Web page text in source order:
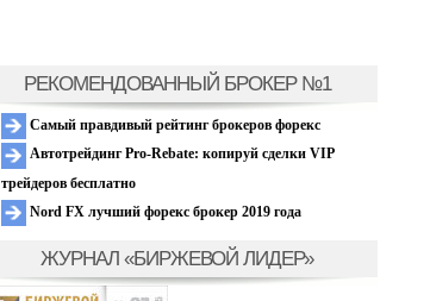
РЕКОМЕНДОВАННЫЙ БРОКЕР №1
Самый правдивый рейтинг брокеров форекс
Автотрейдинг Pro-Rebate: копируй сделки VIP
трейдеров бесплатно
Nord FX лучший форекс брокер 2019 года
ЖУРНАЛ «БИРЖЕВОЙ ЛИДЕР»